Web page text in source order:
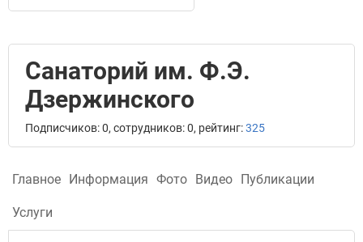
Санаторий им. Ф.Э.
Дзержинского
Подписчиков: 0, сотрудников: 0, рейтинг:325
Главное Информация Фото Видео Публикации
Услуги